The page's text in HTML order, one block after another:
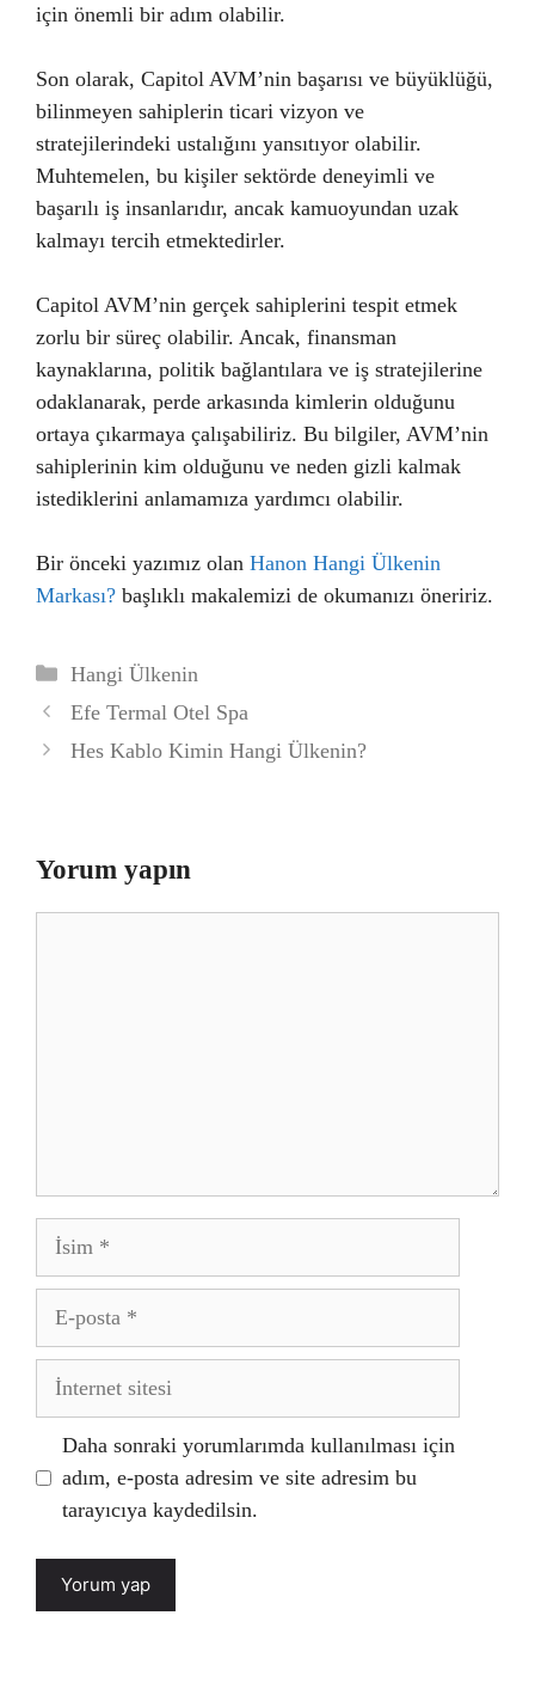
için önemli bir adım olabilir.
Son olarak, Capitol AVM’nin başarısı ve büyüklüğü,
bilinmeyen sahiplerin ticari vizyon ve
stratejilerindeki ustalığını yansıtıyor olabilir.
Muhtemelen, bu kişiler sektörde deneyimli ve
başarılı iş insanlarıdır, ancak kamuoyundan uzak
kalmayı tercih etmektedirler.
Capitol AVM’nin gerçek sahiplerini tespit etmek
zorlu bir süreç olabilir. Ancak, finansman
kaynaklarına, politik bağlantılara ve iş stratejilerine
odaklanarak, perde arkasında kimlerin olduğunu
ortaya çıkarmaya çalışabiliriz. Bu bilgiler, AVM’nin
sahiplerinin kim olduğunu ve neden gizli kalmak
istediklerini anlamamıza yardımcı olabilir.
Bir önceki yazımız olan Hanon Hangi Ülkenin
Markası? başlıklı makalemizi de okumanızı öneririz.
Kategoriler
Hangi Ülkenin
Efe Termal Otel Spa
Hes Kablo Kimin Hangi Ülkenin?
Yorum yapın
İsim
posta
İnternet
Daha sonraki yorumlarımda kullanılması için
adım, e-posta adresim ve site adresim bu
tarayıcıya kaydedilsin.